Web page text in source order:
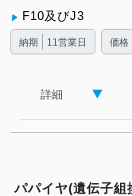
F10及びJ3
納期 11営業日 価格
詳細
パパイヤ(遺伝子